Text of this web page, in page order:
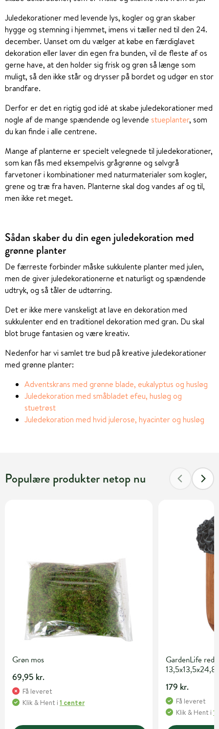
Juledekorationer med levende lys, kogler og gran skaber
hygge og stemning i hjemmet, imens vi tæller ned til den 24.
december. Uanset om du vælger at købe en færdiglavet
dekoration eller laver din egen fra bunden, vil de fleste af os
gerne have, at den holder sig frisk og grøn så længe som
muligt, så den ikke står og drysser på bordet og udgør en stor
brandfare.
Derfor er det en rigtig god idé at skabe juledekorationer med
nogle af de mange spændende og levende stueplanter, som
du kan finde i alle centrene.
Mange af planterne er specielt velegnede til juledekorationer,
som kan fås med eksempelvis grågrønne og sølvgrå
farvetoner i kombinationer med naturmaterialer som kogler,
grene og træ fra haven. Planterne skal dog vandes af og til,
men ikke ret meget.
Sådan skaber du din egen juledekoration med
grønne planter
De færreste forbinder måske sukkulente planter med julen,
men de giver juledekorationerne et naturligt og spændende
udtryk, og så tåler de udtørring.
Det er ikke mere vanskeligt at lave en dekoration med
sukkulenter end en traditionel dekoration med gran. Du skal
blot bruge fantasien og være kreativ.
Nedenfor har vi samlet tre bud på kreative juledekorationer
med grønne planter:
Adventskrans med grønne blade, eukalyptus og husløg
Juledekoration med småbladet efeu, husløg og
stuetrøst
Juledekoration med hvid julerose, hyacinter og husløg
Populære produkter netop nu
Grøn mos
69,95 kr.
Få leveret
Klik & Hent i 1 center
GardenLife
13,5x13,5x24,8
179 kr.
Få leveret
Klik & Hent i